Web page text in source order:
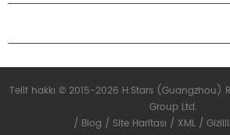
Telif hakkı © 2015-2026 H.Stars (Guangzhou)
Group Ltd.
/ Blog / Site Haritası / XML /